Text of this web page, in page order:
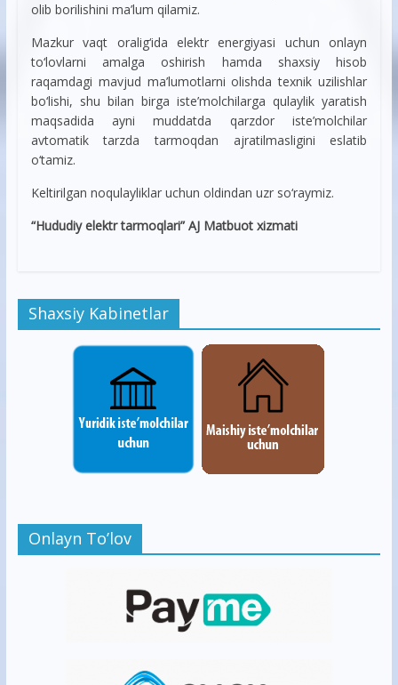
olib borilishini ma’lum qilamiz.
Mazkur vaqt oralig‘ida elektr energiyasi uchun onlayn
tо‘lovlarni amalga oshirish hamda shaxsiy hisob
raqamdagi mavjud ma’lumotlarni olishda texnik uzilishlar
bо‘lishi, shu bilan birga iste’molchilarga qulaylik yaratish
maqsadida ayni muddatda qarzdor iste’molchilar
avtomatik tarzda tarmoqdan ajratilmasligini eslatib
о‘tamiz.
Keltirilgan noqulayliklar uchun oldindan uzr sо‘raymiz.
“Hududiy elektr tarmoqlari” AJ Matbuot xizmati
Shaxsiy Kabinetlar
Onlayn To’lov